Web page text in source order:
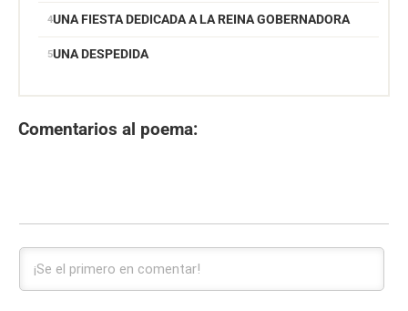
UNA FIESTA DEDICADA A LA REINA GOBERNADORA
UNA DESPEDIDA
Comentarios al poema: